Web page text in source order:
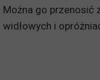
Można go przenosić
widłowych i